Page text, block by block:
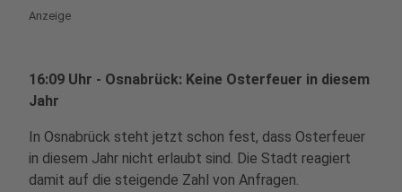
Anzeige
16:09 Uhr - Osnabrück: Keine Osterfeuer in diesem
Jahr
In Osnabrück steht jetzt schon fest, dass Osterfeuer
in diesem Jahr nicht erlaubt sind. Die Stadt reagiert
damit auf die steigende Zahl von Anfragen.